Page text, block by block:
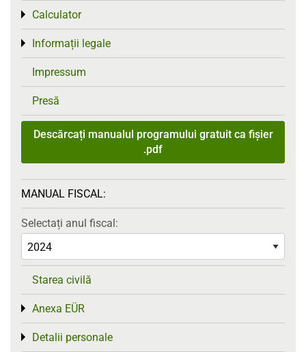
Calculator
Toggle menu
Informații legale
Toggle menu
Impressum
Presă
Descărcați manualul programului gratuit ca fișier
.pdf
MANUAL FISCAL:
Selectați anul fiscal:
Starea civilă
Anexa EÜR
Toggle menu
Detalii personale
Toggle menu